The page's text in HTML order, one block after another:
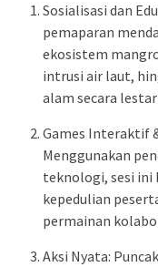
Sosialisasi dan
pemaparan
ekosistem
intrusi air laut,
alam secara
Games Interaktif
Menggunakan
teknologi, sesi ini
kepedulian
permainan
Aksi Nyata: